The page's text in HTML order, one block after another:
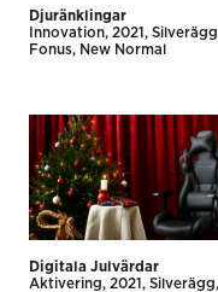
Djuränklingar
Innovation 2021
Silverägg
Fonus
New Normal
Digitala Julvärdar
Aktivering
2021
Silverägg